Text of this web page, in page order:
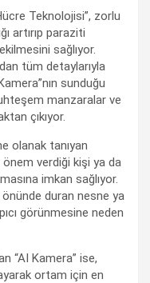
Teknolojisi”, zorlu
artırıp paraziti
sağlıyor.
tüm detaylarıyla
sunduğu
manzaralar ve
çıkıyor.
olanak tanıyan
önem verdiği kişi ya da
imkan sağlıyor.
duran nesne ya
görünmesine neden
“AI Kamera” ise,
ortam için en